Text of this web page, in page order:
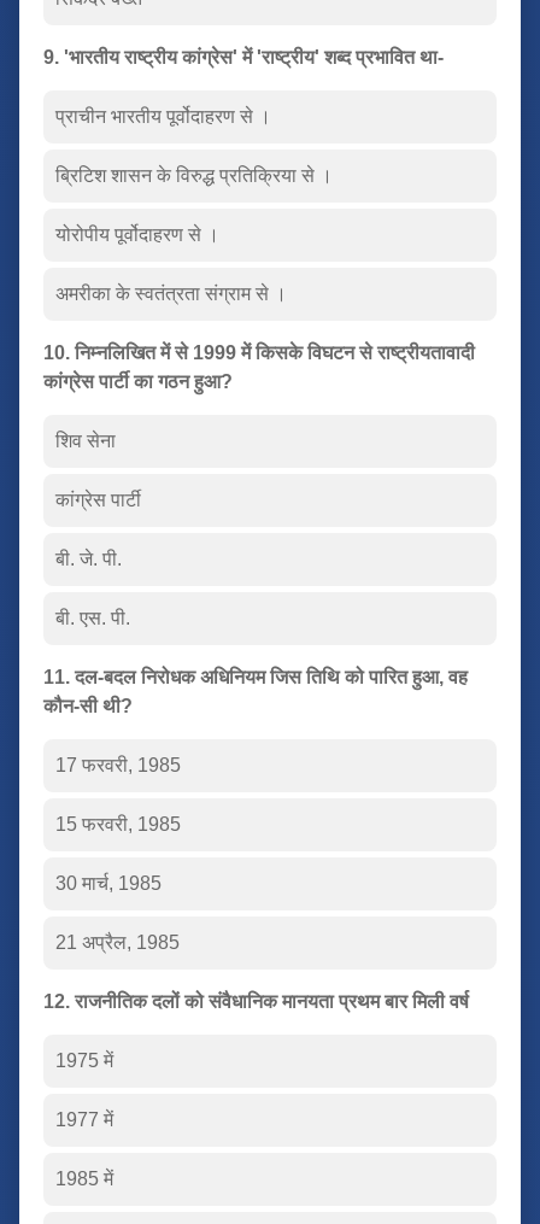
9. 'भारतीय राष्ट्रीय कांग्रेस' में 'राष्ट्रीय' शब्द प्रभावित था-
प्राचीन भारतीय पूर्वोदाहरण से ।
ब्रिटिश शासन के विरुद्ध प्रतिक्रिया से ।
योरोपीय पूर्वोदाहरण से ।
अमरीका के स्वतंत्रता संग्राम से ।
10. निम्नलिखित में से 1999 में किसके विघटन से राष्ट्रीयतावादी
कांग्रेस पार्टी का गठन हुआ?
शिव सेना
कांग्रेस पार्टी
बी. जे. पी.
बी. एस. पी.
11. दल-बदल निरोधक अधिनियम जिस तिथि को पारित हुआ, वह
कौन-सी थी?
17 फरवरी, 1985
15 फरवरी, 1985
30 मार्च, 1985
21 अप्रैल, 1985
12. राजनीतिक दलों को संवैधानिक मानयता प्रथम बार मिली वर्ष
1975 में
1977 में
1985 में